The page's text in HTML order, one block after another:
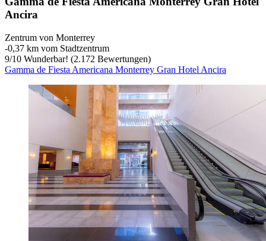
Ancira
Zentrum von Monterrey
‐0,37 km vom Stadtzentrum
9/10 Wunderbar! (2.172 Bewertungen)
Gamma de Fiesta Americana Monterrey Gran Hotel Ancira